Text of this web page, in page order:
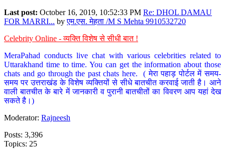
Last post: October 16, 2019, 10:52:33 PM Re: DHOL DAMAU
FOR MARRI... byएम.एस. मेहता /M S Mehta 9910532720
Celebrity Online - व्यक्ति विशेष से सीधी बात !
MeraPahad conducts live chat with various celebrities related to
Uttarakhand time to time. You can get the information about those
chats and go through the past chats here. ( मेरा पहाड़ पोर्टल में समय-
समय पर उत्तराखंड के विशेष व्यक्तियों से सीधे बातचीत करवाई जाती है। आने
वाली बातचीत के बारे में जानकारी व पुरानी बातचीतों का विवरण आप यहां देख
सकते है।)
Moderator: Rajneesh
Posts: 3,396
Topics: 25